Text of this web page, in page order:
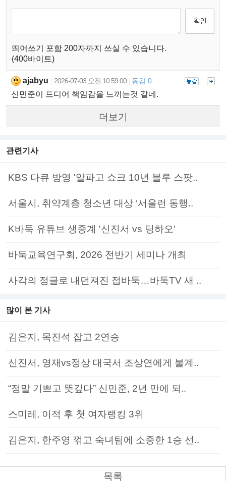
띄어쓰기 포함 200자까지 쓰실 수 있습니다.
(400바이트)
ajabyu 2026-07-03 오전 10:59:00 동감 0
신민준이 드디어 책임감을 느끼는것 같네.
더보기
관련기사
KBS 다큐 방영 '알파고 쇼크 10년 블루 스팟..
서울시, 취약계층 청소년 대상 ‘서울런 동행..
K바둑 유튜브 생중계 '신진서 vs 딩하오'
바둑교육연구회, 2026 전반기 세미나 개최
사각의 정글로 내던져진 접바둑…바둑TV 새 ..
많이 본 기사
김은지, 목진석 잡고 2연승
신진서, 영재vs정상 대국서 조상연에게 불계..
“정말 기쁘고 뜻깊다” 신민준, 2년 만에 되..
스미레, 이적 후 첫 여자랭킹 3위
김은지, 한주영 꺾고 숙녀팀에 소중한 1승 선..
목록